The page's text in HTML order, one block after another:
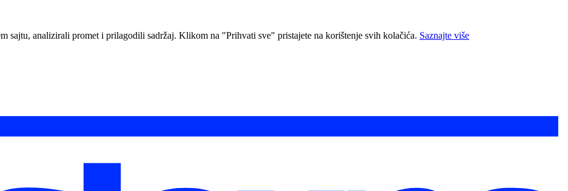
sajtu, analizirali promet i prilagodili sadržaj. Klikom na "Prihvati sve" pristajete na korištenje svih kolačića. Saznajte više